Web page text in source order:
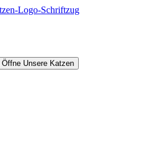
Öffne Unsere Katzen